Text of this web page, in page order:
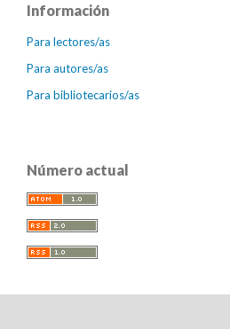
Información
Para lectores/as
Para autores/as
Para bibliotecarios/as
Número actual